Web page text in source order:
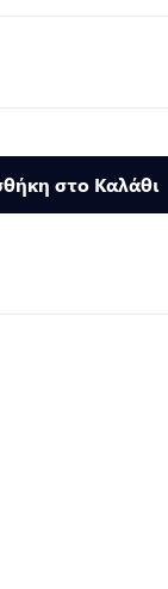
στο Καλάθι